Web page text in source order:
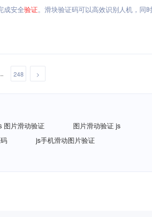
成安全验证。滑块验证码可以高效识别人机，同
... 248 >
图片滑动验证
图片滑动验证 js
js手机滑动图片验证